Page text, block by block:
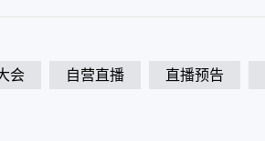
会 自营直播 直播预告